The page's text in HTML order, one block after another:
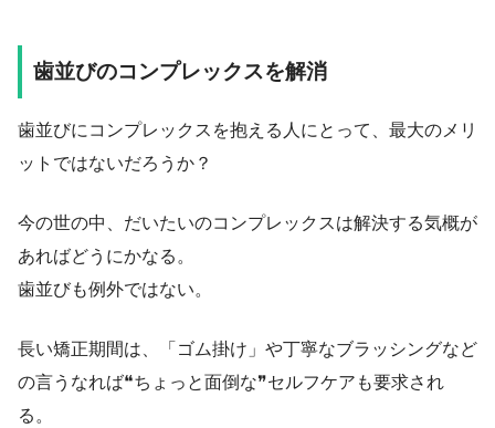
歯並びのコンプレックスを解消
歯並びにコンプレックスを抱える人にとって、最大のメリ
ットではないだろうか？
今の世の中、だいたいのコンプレックスは解決する気概が
あればどうにかなる。
歯並びも例外ではない。
長い矯正期間は、「ゴム掛け」や丁寧なブラッシングなど
の言うなれば❝ちょっと面倒な❞セルフケアも要求され
る。